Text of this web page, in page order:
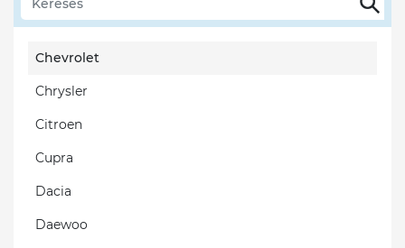
BYD
Chevrolet
Chrysler
Citroen
Cupra
Dacia
Daewoo